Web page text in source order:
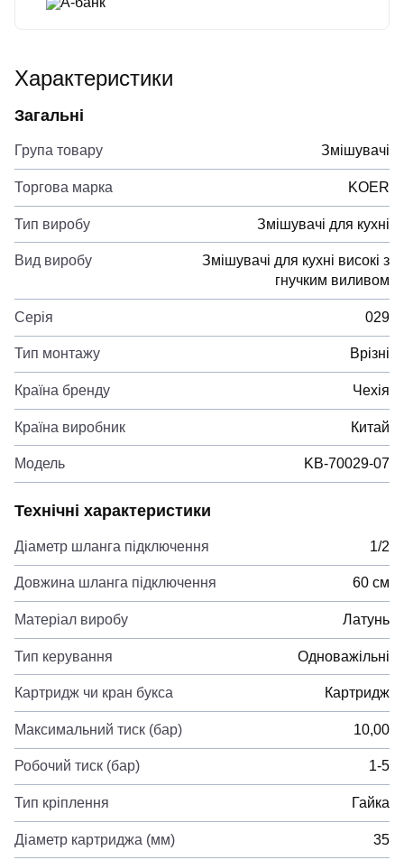
Характеристики
Загальні
Група товару Змішувачі
Торгова марка KOER
Тип виробу Змішувачі для кухні
Вид виробу
Змішувачі для кухні високі з
гнучким виливом
Серія 029
Тип монтажу Врізні
Країна бренду Чехія
Країна виробник Китай
Модель KB-70029-07
Технічні характеристики
Діаметр шланга підключення 1/2
Довжина шланга підключення 60 см
Матеріал виробу Латунь
Тип керування Одноважільні
Картридж чи кран букса Картридж
Максимальний тиск (бар) 10,00
Робочий тиск (бар) 1-5
Тип кріплення Гайка
Діаметр картриджа (мм) 35